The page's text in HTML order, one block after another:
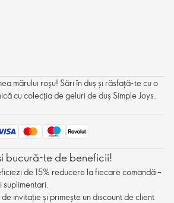
mărului roșu! Sări în duș și răsfață-te cu o
cu colecția de geluri de duș Simple Joys.
bucură-te de beneficii!
de 15% reducere la fiecare comandă –
suplimentari.
invitație și primește un discount de client